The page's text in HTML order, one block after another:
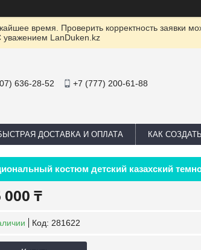
время. Проверить корректность заявки
LanDuken.kz
636-28-52 +7 (777) 200-61-88
ДОСТАВКА И ОПЛАТА КАК
костюм детский казахский
000 ₸
Код: 281622